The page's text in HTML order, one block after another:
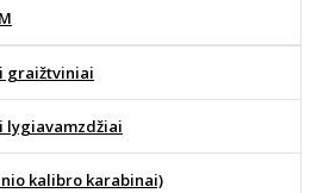
graižtviniai
lygiavamzdžiai
kalibro karabinai)